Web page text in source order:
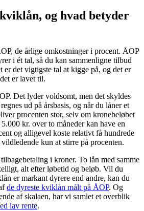
og hvad betyder
de årlige omkostninger i procent. ÅOP
i ét tal, så du kan sammenligne tilbud
det vigtigste tal at kigge på, og det er
er lavet til.
Det lyder voldsomt, men det skyldes
ud på årsbasis, og når du låner et
procenten stor, selv om kronebeløbet
kr. over to måneder kan have en
og alligevel koste relativt få hundrede
kun at stirre på procenten.
i kroner. To lån med samme
alt efter løbetid og beløb. Vil du
er markant dyrere end andre, kan du
de dyreste kviklån målt på ÅOP. Og
af skalaen, har vi samlet et overblik
lav rente.